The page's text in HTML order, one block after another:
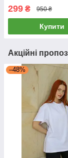
299 ₴ 950 ₴
Купити
Акційні
–48%